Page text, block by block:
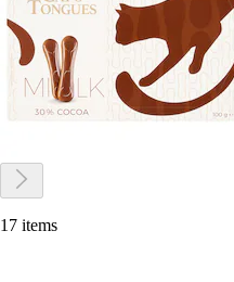
17 items